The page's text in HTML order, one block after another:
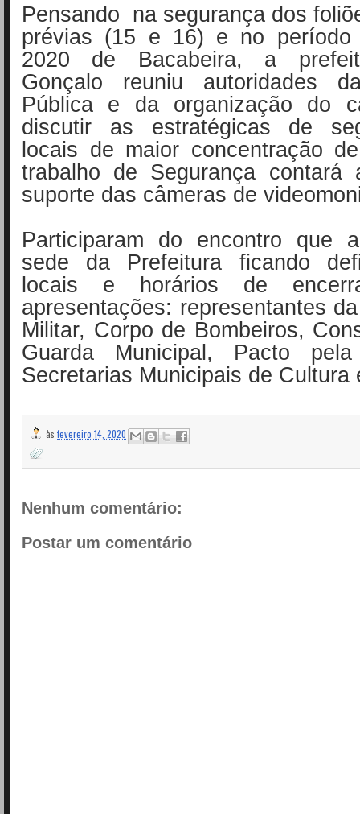
Pensando na segurança dos
prévias (15 e 16) e no período
2020 de Bacabeira, a
Gonçalo reuniu autoridades
Pública e da organização do
discutir as estratégicas de
locais de maior concentração
trabalho de Segurança contará
suporte das câmeras de
Participaram do encontro que
sede da Prefeitura ficando
locais e horários de
apresentações: representantes
Militar, Corpo de Bombeiros,
Guarda Municipal, Pacto
Secretarias Municipais de Cultura
às fevereiro 14, 2020
Nenhum comentário:
Postar um comentário